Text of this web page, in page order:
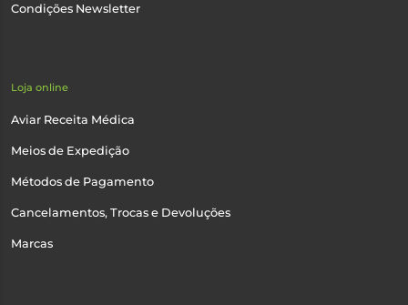
Condições Newsletter
Loja online
Aviar Receita Médica
Meios de Expedição
Métodos de Pagamento
Cancelamentos, Trocas e Devoluções
Marcas